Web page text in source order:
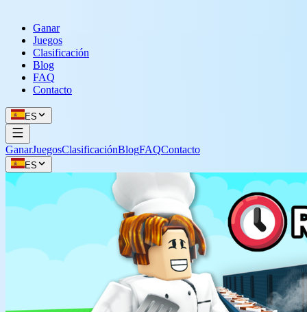
Ganar
Juegos
Clasificación
Blog
FAQ
Contacto
ES
GanarJuegosClasificaciónBlogFAQContacto
ES